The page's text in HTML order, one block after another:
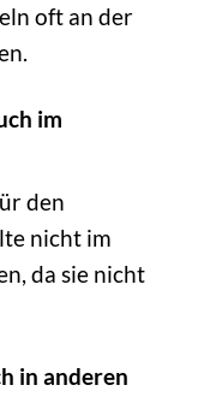
oft an der
im
den
nicht im
da sie nicht
in anderen